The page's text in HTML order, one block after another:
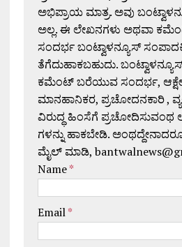
ಅಭಿಪ್ರಾಯ ಮಾತ್ರ. ಅವು
ಅಲ್ಲ. ಈ ಲೇಖನಗಳು ಅಥವಾ
ಸಂದರ್ಭ ಬಂಟ್ವಾಳನ್ಯೂಸ್
ತೆಗೆದುಹಾಕಬಹುದು.
ಕಮೆಂಟ್ ಬರೆಯುವ ಸಂದರ್ಭ,
ಮಾನಹಾನಿಕರ, ಪ್ರಚೋದನಕಾರಿ ,
ವಿರುದ್ಧ ಹಿಂಸೆಗೆ
ಗಳನ್ನು ಹಾಕಬೇಡಿ.
ಮೈಲ್ ಮಾಡಿ,
Name*
Email*